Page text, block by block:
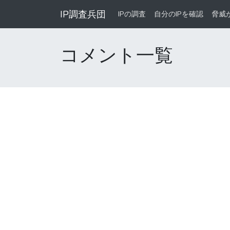
IP調査兵団 IPの調査 自分のIPを確認 脅威
コメント一覧